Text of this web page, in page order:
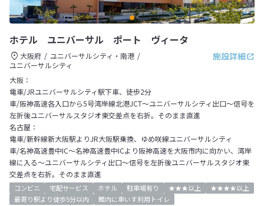
ホテル ユニバーサル ポート ヴィータ
施設詳細
大阪府
ユニバーサルシティ・南港
ユニバーサルシティ
大阪：
電車/JRユニバーサルシティ駅下車、徒歩2分
車/阪神高速各入口から5号湾岸線北港JCT～ユニバーサルシティ出口～信号を
左折後ユニバーサルスタジオ東交差点を右折。そのまま直進
名古屋：
電車/新幹線新大阪駅よりJR大阪駅乗換、ゆめ咲線ユニバーサルシティ
車/名神高速豊中IC～名神高速豊中ICより阪神高速を大阪市内に向かい、湾岸
線に入る～ユニバーサルシティ出口～信号を左折後ユニバーサルスタジオ東
交差点を右折。そのまま直進
コンビニ 宅配サービス ホテル 駐車場有り ★★★以上
★★★★以上
最寄り駅より徒歩5分以内
館内に車いす利用トイレ